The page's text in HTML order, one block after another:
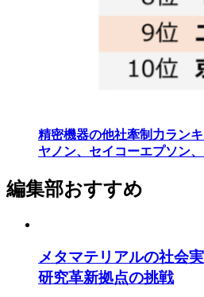
精密機器の他社牽制力ラン
ヤノン、セイコーエプソン
編集部おすすめ
メタマテリアルの社会
研究革新拠点の挑戦